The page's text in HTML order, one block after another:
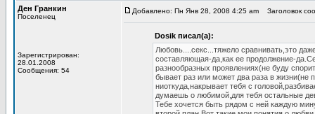
Ден Гранкин
Поселенец
Зарегистрирован:
28.01.2008
Сообщения: 54
Добавлено: Пн Янв 28, 2008 4:25 am Заголовок
Dosik писал(а):
Любовь....секс...тяжело сравнивать,это
составляющая-да,как ее продолжение-
разнообразных проявлениях(не буду
бывает раз или может два раза в жизни(не
ниоткуда,накрывает тебя с
думаешь о любимой,для тебя остальные
Тебе хочется быть рядом с ней каждую